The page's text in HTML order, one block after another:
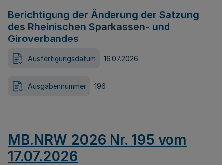
Berichtigung der Änderung der Satzung
des Rheinischen Sparkassen- und
Giroverbandes
Ausfertigungsdatum 16.07.2026
Ausgabennummer 196
MB.NRW 2026 Nr. 195 vom
17.07.2026